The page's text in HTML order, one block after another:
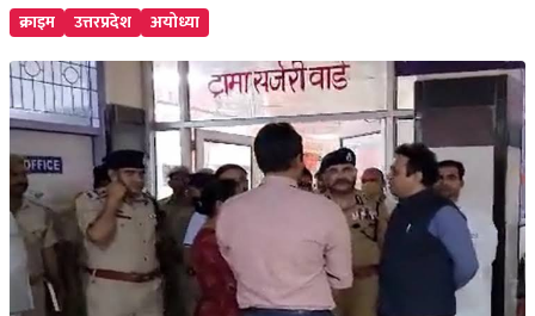
क्राइम उत्तरप्रदेश अयोध्या